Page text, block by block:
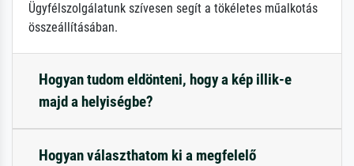
Ügyfélszolgálatunk szívesen segít a tökéletes műalkotás
összeállításában.
Hogyan tudom eldönteni, hogy a kép illik-e
majd a helyiségbe?
Hogyan választhatom ki a megfelelő